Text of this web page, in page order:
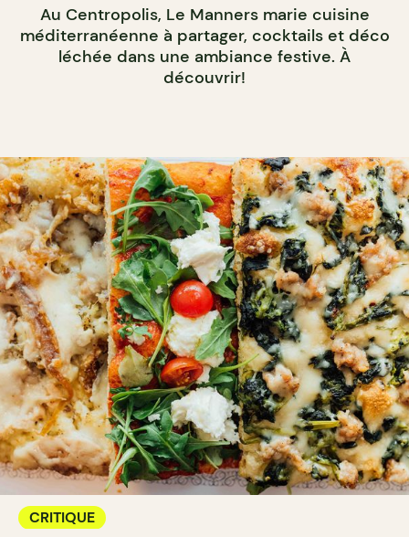
Au Centropolis, Le Manners marie cuisine
méditerranéenne à partager, cocktails et déco
léchée dans une ambiance festive. À
découvrir!
CRITIQUE